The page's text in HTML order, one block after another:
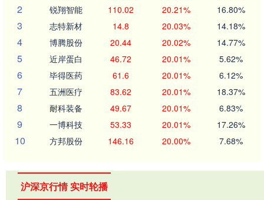
2 锐翔智能 110.02 20.21% 16.80%
3 志特新材 14.8 20.03% 14.18%
4 博腾股份 20.44 20.02% 14.77%
5 近岸蛋白 46.72 20.01% 5.62%
6 毕得医药 61.6 20.01% 6.12%
7 五洲医疗 83.62 20.01% 18.37%
8 耐科装备 49.67 20.01% 6.83%
9 一博科技 53.33 20.01% 17.26%
10 方邦股份 146.16 20.00% 7.68%
沪深京行情 实时轮播